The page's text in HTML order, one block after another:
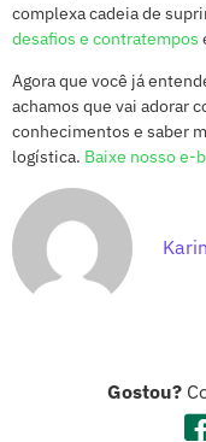
complexa cadeia de
desafios e contratempos
Agora que você já
achamos que vai adorar
conhecimentos e saber
logística. Baixe nosso e-
Gostou?